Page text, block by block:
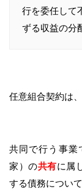
行を委任して
ずる収益の分
任意組合契約は、
共同で行う事業
家）の共有に属
する債務について